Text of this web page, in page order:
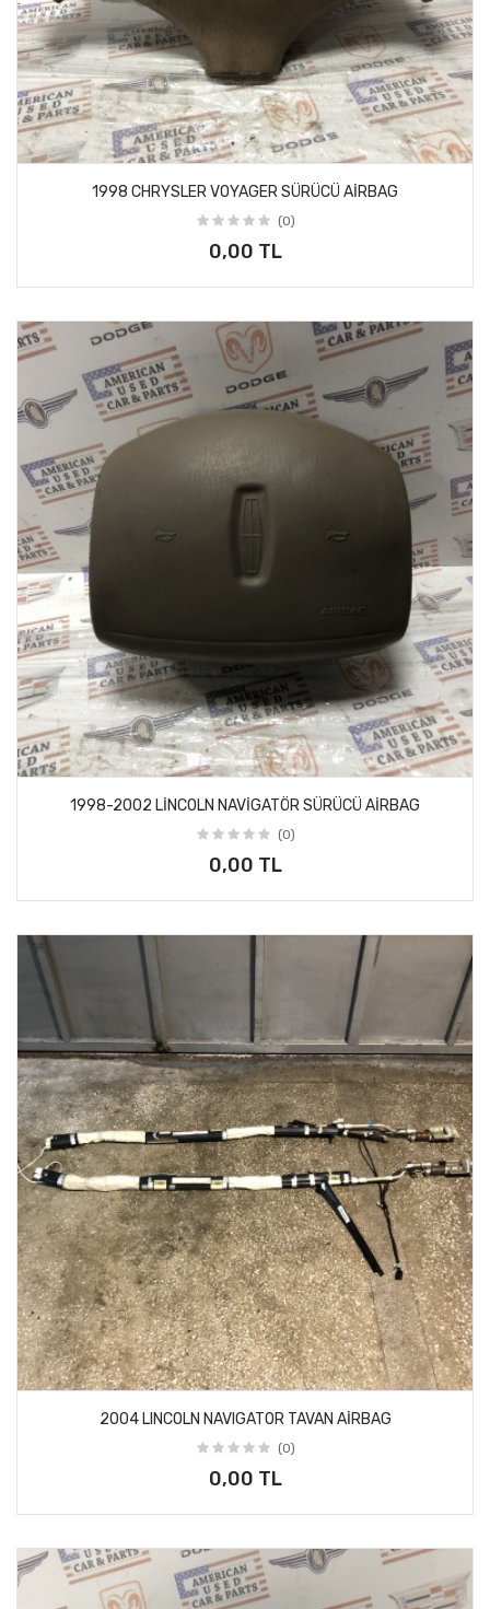
1998 CHRYSLER VOYAGER SÜRÜCÜ AİRBAG
(0)
0,00 TL
1998-2002 LİNCOLN NAVİGATÖR SÜRÜCÜ AİRBAG
(0)
0,00 TL
2004 LINCOLN NAVIGATOR TAVAN AİRBAG
(0)
0,00 TL